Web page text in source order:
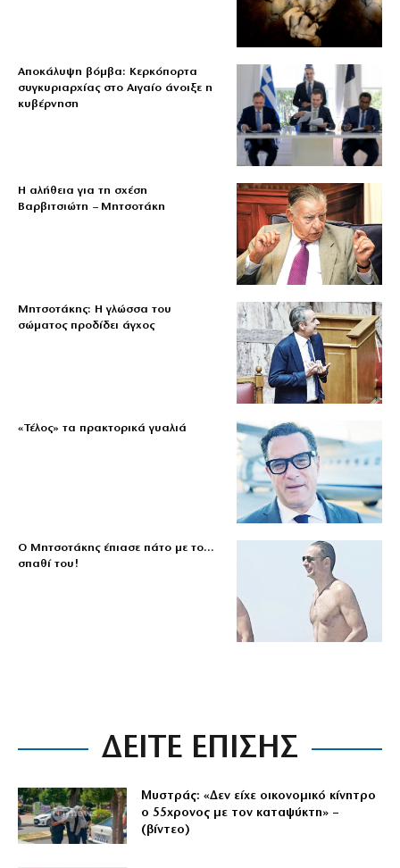
Αποκάλυψη βόμβα: Κερκόπορτα
συγκυριαρχίας στο Αιγαίο άνοιξε η
κυβέρνηση
Η αλήθεια για τη σχέση
Βαρβιτσιώτη – Μητσοτάκη
Μητσοτάκης: Η γλώσσα του
σώματος προδίδει άγχος
«Τέλος» τα πρακτορικά γυαλιά
Ο Μητσοτάκης έπιασε πάτο με το…
σπαθί του!
ΔΕΙΤΕ ΕΠΙΣΗΣ
Μυστράς: «Δεν είχε οικονομικό κίνητρο
ο 55χρονος με τον καταψύκτη» –
(βίντεο)